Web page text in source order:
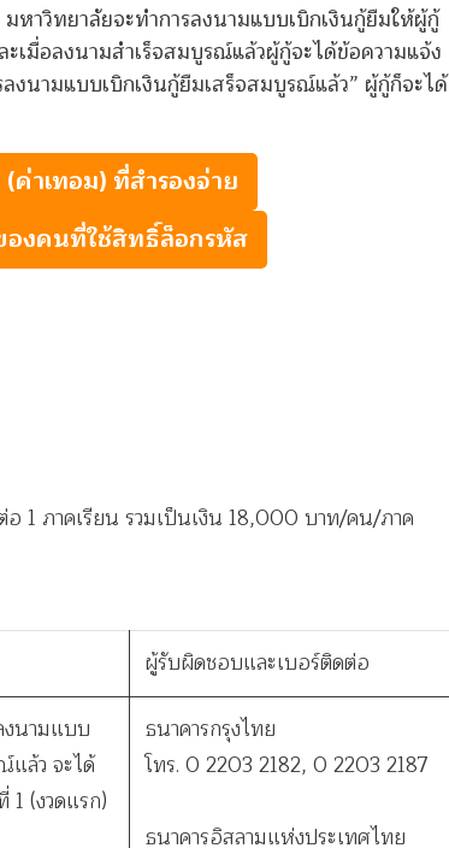
หาวิทยาลัยจะทำการลงนามแบบเบิกเงินกู้ยืมให้ผู้กู้
เมื่อลงนามสำเร็จสมบูรณ์แล้วผู้กู้จะได้ข้อความแจ้ง
นามแบบเบิกเงินกู้ยืมเสร็จสมบูรณ์แล้ว” ผู้กู้ก็จะได้
(ค่าเทอม) ที่สำรองจ่าย
องคนที่ใช้สิทธิ์ล็อกรหัส
1 ภาคเรียน รวมเป็นเงิน 18,000 บาท/คน/ภาค
ผู้รับผิดชอบและเบอร์ติดต่อ
งนามแบบ
แล้ว จะได้
1 (งวดแรก)
ธนาคารกรุงไทย
โทร. 0 2203 2182, 0 2203 2187
ธนาคารอิสลามแห่งประเทศไทย